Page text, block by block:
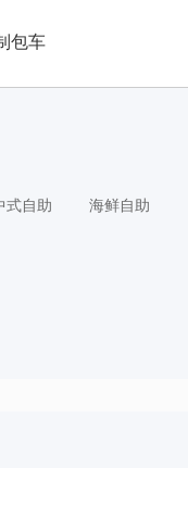
包车
式自助 海鲜自助